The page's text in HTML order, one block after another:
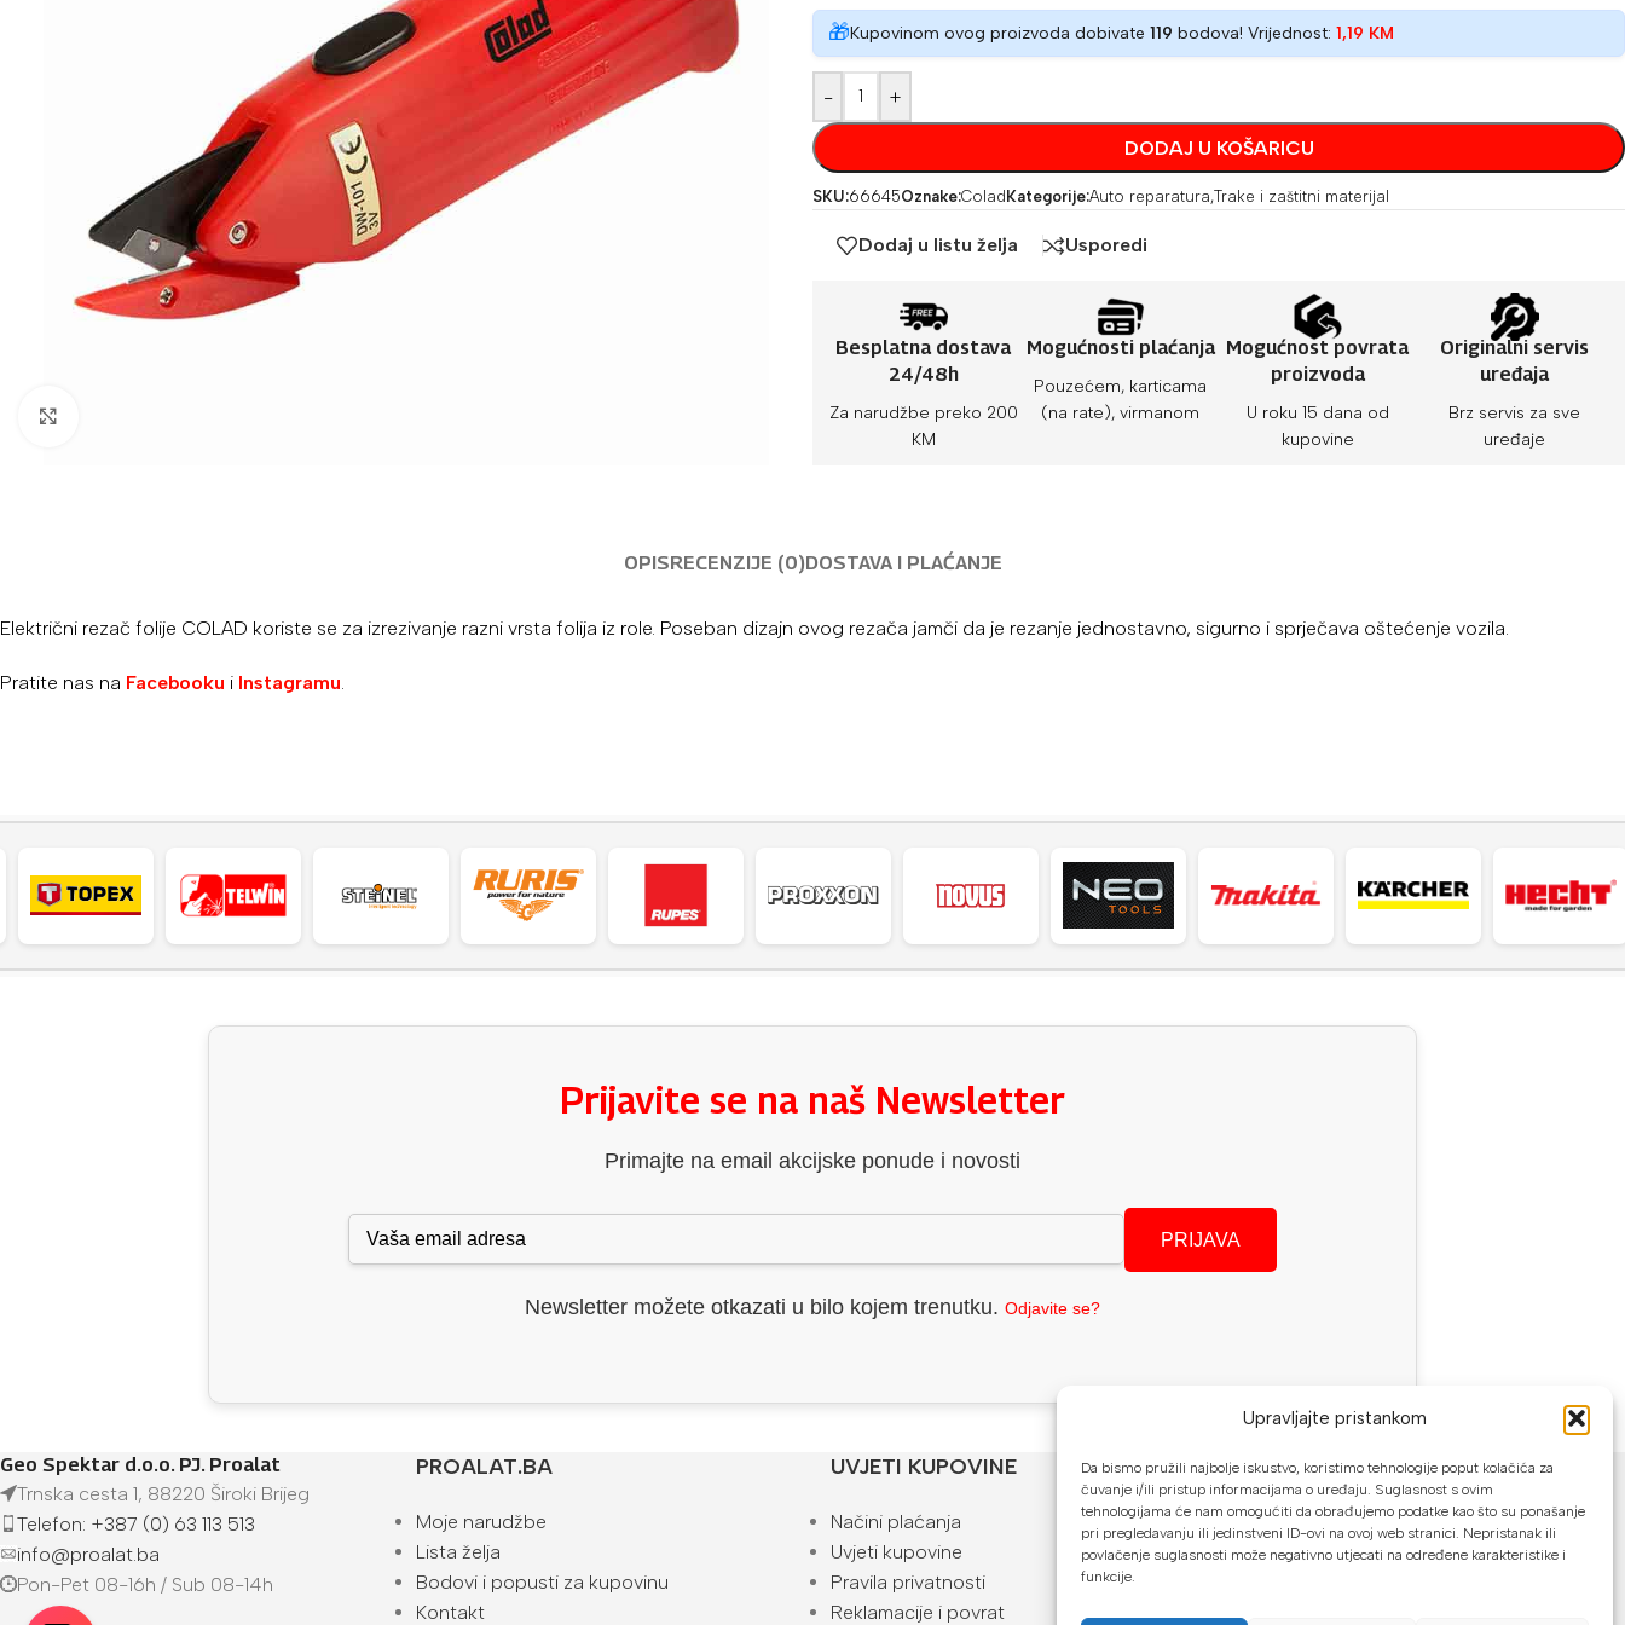
Upravljajte pristankom
Da bismo pružili najbolje iskustvo, koristimo tehnologije poput kolačića za
čuvanje i/ili pristup informacijama o uređaju. Suglasnost s ovim
tehnologijama će nam omogućiti da obrađujemo podatke kao što su ponašanje
pri pregledavanju ili jedinstveni ID-ovi na ovoj web stranici. Nepristanak ili
povlačenje suglasnosti može negativno utjecati na određene karakteristike i
funkcije.
🎁Kupovinom ovog proizvoda dobivate 119 bodova! Vrijednost: 1,19 KM
- +
DODAJ U KOŠARICU
SKU:66645Oznake:Colad Kategorije:Auto reparatura,Trake i zaštitni materijal
Dodaj u listu želja Usporedi
Besplatna dostava
24/48h
Za narudžbe preko 200
KM
Mogućnosti plaćanja
Pouzećem, karticama
(na rate), virmanom
Mogućnost povrata
proizvoda
U roku 15 dana od
kupovine
Originalni servis
uređaja
Brz servis za sve
uređaje
OPISRECENZIJE (0)DOSTAVA I PLAĆANJE
Električni rezač folije COLAD koriste se za izrezivanje razni vrsta folija iz role. Poseban dizajn ovog rezača jamči da je rezanje jednostavno, sigurno i sprječava oštećenje vozila.
Pratite nas na Facebooku i Instagramu
Prijavite se na naš Newsletter
Primajte na email akcijske ponude i novosti
PRIJAVA
Newsletter možete otkazati u bilo kojem trenutku. Odjavite se?
Geo Spektar d.o.o. PJ. Proalat
Trnska cesta 1, 88220 Široki Brijeg
Telefon: +387 (0) 63 113 513
info@proalat.ba
Pon-Pet 08-16h / Sub 08-14h
PROALAT.BA
Moje narudžbe
Lista želja
Bodovi i popusti za kupovinu
Kontakt
UVJETI KUPOVINE
Načini plaćanja
Uvjeti kupovine
Pravila privatnosti
Reklamacije i povrat
NAČINI PLAĆANJA
U našoj web trgovini možete platiti: